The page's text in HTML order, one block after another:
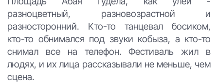
разноцветный, разновозрастной и
разносторонний. Кто-то танцевал босиком,
кто-то обнимался под звуки кобыза, а кто-то
снимал все на телефон. Фестиваль жил в
людях, и их лица рассказывали не меньше, чем
сцена.